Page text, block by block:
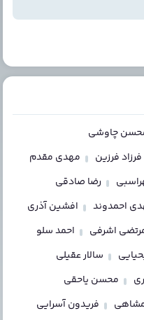
چاوشی
فرزاد فرزین
مهدی مقدم
رضا صادقی
احمدوند
افشین آذری
اشرفی
احمد سلو
سالار عقیلی
محسن یاحقی
فریدون آسرایی